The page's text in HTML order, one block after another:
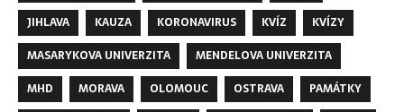
JIHLAVA
KAUZA KORONAVIRUS KVÍZ
KVÍZY
MASARYKOVA UNIVERZITA
MENDELOVA UNIVERZITA
MHD
MORAVA OLOMOUC OSTRAVA
PAMÁTKY